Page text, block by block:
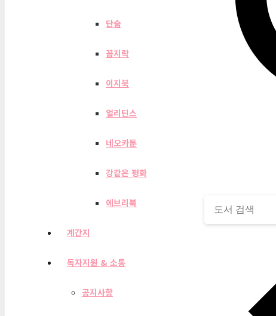
단숨
꼼지락
이지북
얼리틴스
네오카툰
강같은 평화
에브리북
계간지
독자지원 & 소통
공지사항